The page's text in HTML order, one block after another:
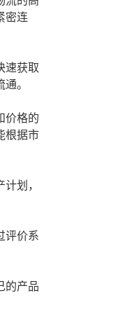
密连
速获取
。
价格的
根据市
划，
评价系
的产品